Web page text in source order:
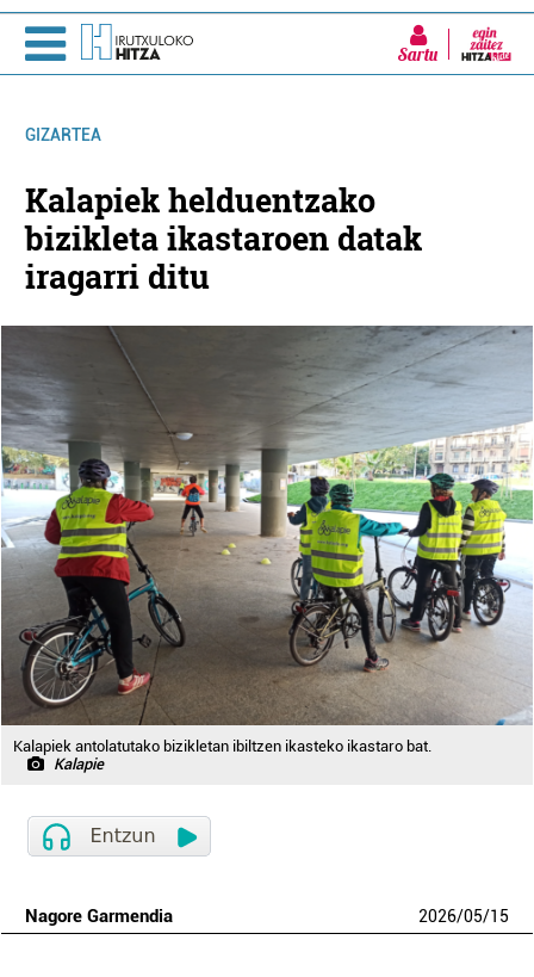
Sartu
GIZARTEA
Kalapiek helduentzako
bizikleta ikastaroen datak
iragarri ditu
Kalapiek antolatutako bizikletan ibiltzen ikasteko ikastaro bat.
Kalapie
Nagore Garmendia 2026/05/15